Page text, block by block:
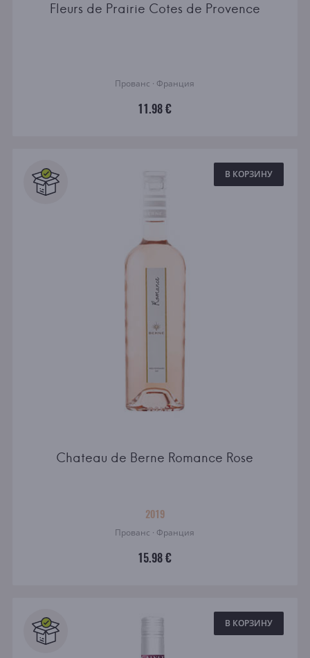
Fleurs de Prairie Cotes de Provence
Прованс · Франция
11.98 €
В КОРЗИНУ
Chateau de Berne Romance Rose
2019
Прованс · Франция
15.98 €
В КОРЗИНУ